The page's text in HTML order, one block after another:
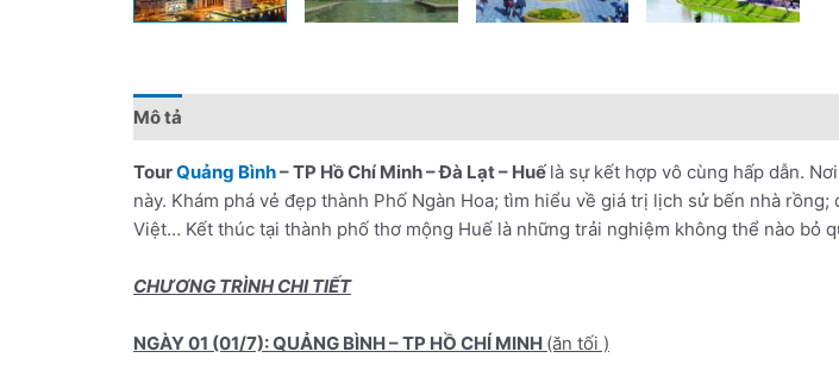
Mô tả
TourQuảng Bình– TP Hồ Chí Minh – Đà Lạt – Huếlà sự kết hợp vô cùng hấp dẫn.
này. Khám phá vẻ đẹp thành Phố Ngàn Hoa; tìm hiểu về giá trị lịch sử bến nhà
Việt… Kết thúc tại thành phố thơ mộng Huế là những trải nghiệm không thể nào bỏ
CHƯƠNG TRÌNH CHI TIẾT
NGÀY 01 (01/7): QUẢNG BÌNH – TP HỒ CHÍ MINH (ăn tối )